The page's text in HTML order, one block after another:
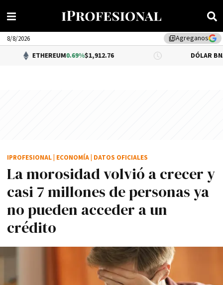
library_addAgreganos
8/8/2026
0.69%$1,912.76 DÓLAR BNA $1,520.00
La morosidad volvió a crecer y
casi 7 millones de personas ya
no pueden acceder a un
crédito
IPROFESIONAL ECONOMÍA DATOS OFICIALES